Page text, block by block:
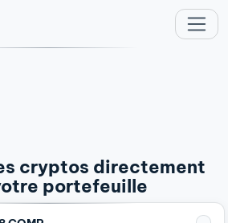
cryptos directement
portefeuille